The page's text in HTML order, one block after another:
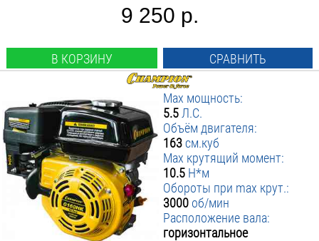
9 250 р.
В КОРЗИНУ СРАВНИТЬ
Max мощность:
5.5 Л.С.
Объём двигателя:
163см.куб
Max крутящий момент:
10.5 Н*м
Обороты при max крут.:
3000 об/мин
Расположение вала:
горизонтальное